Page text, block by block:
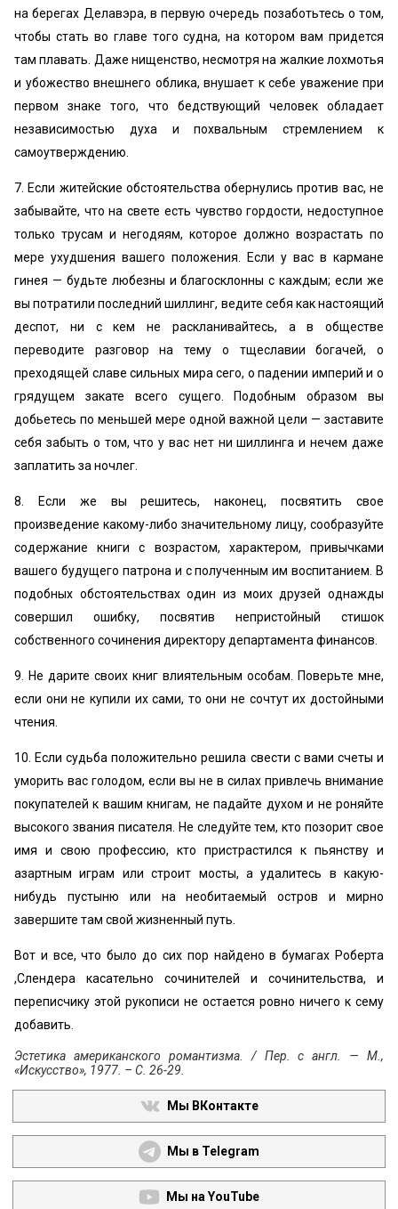
на берегах Делавэра, в первую очередь позаботьтесь о том,
чтобы стать во главе того судна, на котором вам придется
там плавать. Даже нищенство, несмотря на жалкие лохмотья
и убожество внешнего облика, внушает к себе уважение при
первом знаке того, что бедствующий человек обладает
независимостью духа и похвальным стремлением к
самоутверждению.
7. Если житейские обстоятельства обернулись против вас, не
забывайте, что на свете есть чувство гордости, недоступное
только трусам и негодяям, которое должно возрастать по
мере ухудшения вашего положения. Если у вас в кармане
гинея — будьте любезны и благосклонны с каждым; если же
вы потратили последний шиллинг, ведите себя как настоящий
деспот, ни с кем не раскланивайтесь, а в обществе
переводите разговор на тему о тщеславии богачей, о
преходящей славе сильных мира сего, о падении империй и о
грядущем закате всего сущего. Подобным образом вы
добьетесь по меньшей мере одной важной цели — заставите
себя забыть о том, что у вас нет ни шиллинга и нечем даже
заплатить за ночлег.
8. Если же вы решитесь, наконец, посвятить свое
произведение какому-либо значительному лицу, сообразуйте
содержание книги с возрастом, характером, привычками
вашего будущего патрона и с полученным им воспитанием. В
подобных обстоятельствах один из моих друзей однажды
совершил ошибку, посвятив непристойный стишок
собственного сочинения директору департамента финансов.
9. Не дарите своих книг влиятельным особам. Поверьте мне,
если они не купили их сами, то они не сочтут их достойными
чтения.
10. Если судьба положительно решила свести с вами счеты и
уморить вас голодом, если вы не в силах привлечь внимание
покупателей к вашим книгам, не падайте духом и не роняйте
высокого звания писателя. Не следуйте тем, кто позорит свое
имя и свою профессию, кто пристрастился к пьянству и
азартным играм или строит мосты, а удалитесь в какую-
нибудь пустыню или на необитаемый остров и мирно
завершите там свой жизненный путь.
Вот и все, что было до сих пор найдено в бумагах Роберта
,Слендера касательно сочинителей и сочинительства, и
переписчику этой рукописи не остается ровно ничего к сему
добавить.
Эстетика американского романтизма. / Пер. с англ. — М.,
«Искусство», 1977. – С. 26-29.
Мы ВКонтакте
Мы в Telegram
Мы на YouTube